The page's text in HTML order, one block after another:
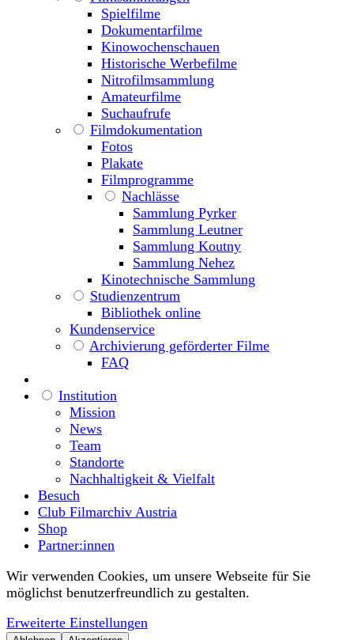
Spielfilme
Dokumentarfilme
Kinowochenschauen
Historische Werbefilme
Nitrofilmsammlung
Amateurfilme
Suchaufrufe
Filmdokumentation
Fotos
Plakate
Filmprogramme
Nachlässe
Sammlung Pyrker
Sammlung Leutner
Sammlung Koutny
Sammlung Nehez
Kinotechnische Sammlung
Studienzentrum
Bibliothek online
Kundenservice
Archivierung geförderter Filme
FAQ
Institution
Mission
News
Team
Standorte
Nachhaltigkeit & Vielfalt
Besuch
Club Filmarchiv Austria
Shop
Partner:innen
Wir verwenden Cookies, um unsere Webseite für Sie
möglichst benutzerfreundlich zu gestalten.
Erweiterte Einstellungen